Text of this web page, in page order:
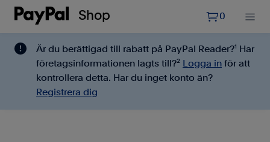
Shop  0 
Är du berättigad till rabatt på PayPal Reader?1
Har
företagsinformationen lagts till?2 Logga in för att
kontrollera detta. Har du inget konto än?
Registrera dig